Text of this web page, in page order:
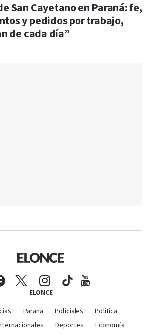
San Cayetano en Paraná: fe,
y pedidos por trabajo,
de cada día”
ELONCE
Paraná Policiales
Política
Deportes
Economía